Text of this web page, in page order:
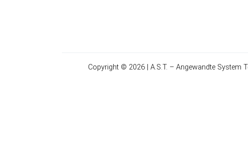
Copyright © 2026 | A.S.T. – Angewandte System